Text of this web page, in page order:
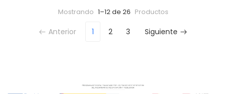
Mostrando 1–12 de 26 Productos
Anterior 1 2 3 Siguiente